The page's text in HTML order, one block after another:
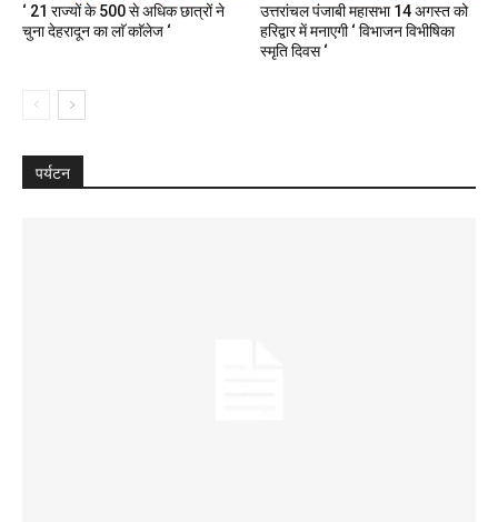
‘ 21 राज्यों के 500 से अधिक छात्रों ने
चुना देहरादून का लाॅ काॅलेज ‘
उत्तरांचल पंजाबी महासभा 14 अगस्त को
हरिद्वार में मनाएगी ‘ विभाजन विभीषिका
स्मृति दिवस ‘
पर्यटन